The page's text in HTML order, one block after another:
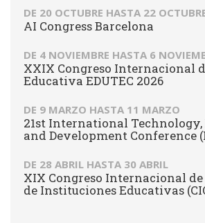
DE 20 OCTUBRE HASTA 22
AI Congress Barcelona
DE 4 NOVIEMBRE HASTA 6
XXIX Congreso Internacional
Educativa EDUTEC 2026
DE 9 MARZO HASTA 11 MARZO
21st International Technology,
and Development Conference
DE 28 ABRIL HASTA 30 ABRIL
XIX Congreso Internacional
de Instituciones Educativas